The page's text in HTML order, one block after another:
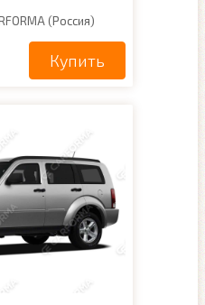
(Россия)
Купить